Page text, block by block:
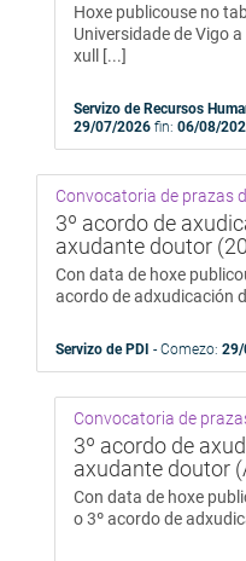
Hoxe publicouse no
Universidade de Vigo
xull [...]
Servizo de Recursos
29/07/2026 fin: 06/08/
Convocatoria de prazas
3º acordo de
axudante doutor
Con data de hoxe
acordo de adxudicación
Servizo de PDI - Comezo:
Convocatoria de
3º acordo de
axudante doutor
Con data de hoxe
o 3º acordo de